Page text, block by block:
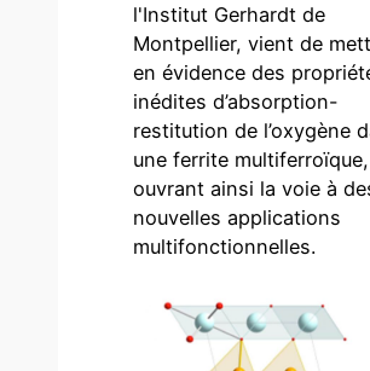
l'Institut Gerhardt de
Montpellier, vient de
en évidence des
inédites d’absorption-
restitution de l’oxygène
une ferrite multiferroïque,
ouvrant ainsi la voie à
nouvelles applications
multifonctionnelles.